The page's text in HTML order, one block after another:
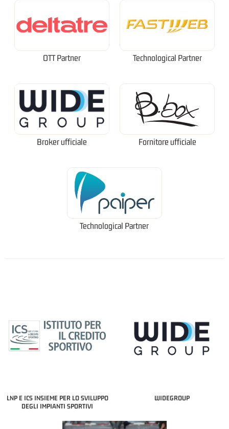
OTT Partner Technological Partner
Broker ufficiale Fornitore ufficiale
Technological Partner
LNP E ICS INSIEME PER LO SVILUPPO
DEGLI IMPIANTI SPORTIVI
WIDEGROUP